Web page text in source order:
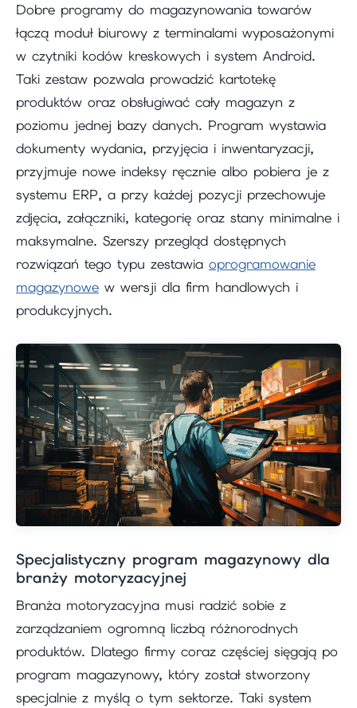
Dobre programy do magazynowania towarów
łączą moduł biurowy z terminalami wyposażonymi
w czytniki kodów kreskowych i system Android.
Taki zestaw pozwala prowadzić kartotekę
produktów oraz obsługiwać cały magazyn z
poziomu jednej bazy danych. Program wystawia
dokumenty wydania, przyjęcia i inwentaryzacji,
przyjmuje nowe indeksy ręcznie albo pobiera je z
systemu ERP, a przy każdej pozycji przechowuje
zdjęcia, załączniki, kategorię oraz stany minimalne i
maksymalne. Szerszy przegląd dostępnych
rozwiązań tego typu zestawia oprogramowanie
magazynowe w wersji dla firm handlowych i
produkcyjnych.
Specjalistyczny program magazynowy dla
branży motoryzacyjnej
Branża motoryzacyjna musi radzić sobie z
zarządzaniem ogromną liczbą różnorodnych
produktów. Dlatego firmy coraz częściej sięgają po
program magazynowy, który został stworzony
specjalnie z myślą o tym sektorze. Taki system